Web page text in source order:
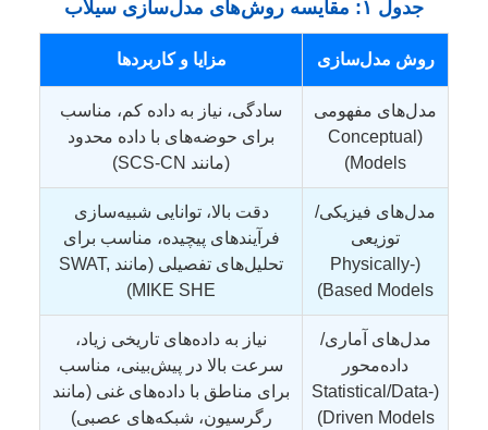
جدول ۱: مقایسه روش‌های مدل‌سازی سیلاب
روش مدل‌سازی مزایا و کاربردها
مدل‌های مفهومی
(Conceptual
Models)
سادگی، نیاز به داده کم، مناسب
برای حوضه‌های با داده محدود
(مانند SCS-CN)
مدل‌های فیزیکی/
توزیعی
(Physically-
Based Models)
دقت بالا، توانایی شبیه‌سازی
فرآیندهای پیچیده، مناسب برای
تحلیل‌های تفصیلی (مانند SWAT,
MIKE SHE)
مدل‌های آماری/
داده‌محور
(Statistical/Data-
Driven Models)
نیاز به داده‌های تاریخی زیاد،
سرعت بالا در پیش‌بینی، مناسب
برای مناطق با داده‌های غنی (مانند
رگرسیون، شبکه‌های عصبی)